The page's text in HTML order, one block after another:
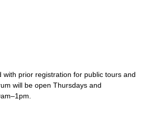
with prior registration for public tours and
will be open Thursdays and